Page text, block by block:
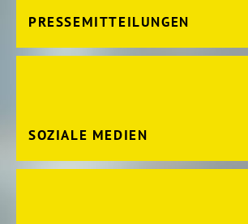
PRESSEMITTEILUNGEN
SOZIALE MEDIEN